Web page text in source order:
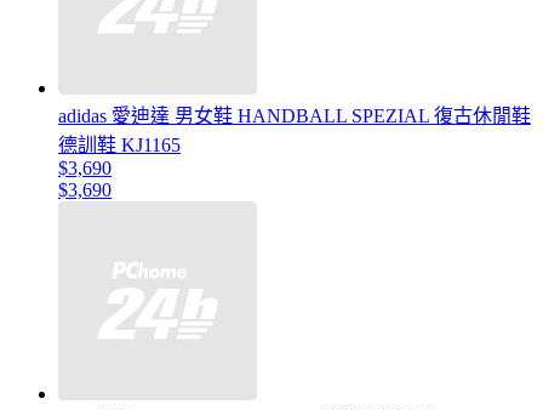
adidas 愛迪達 男女鞋 HANDBALL SPEZIAL 復古休閒鞋
德訓鞋 KJ1165
$3,690
$3,690